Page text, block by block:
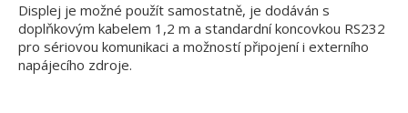
Displej je možné použít samostatně, je dodáván s
doplňkovým kabelem 1,2 m a standardní koncovkou RS232
pro sériovou komunikaci a možností připojení i externího
napájecího zdroje.